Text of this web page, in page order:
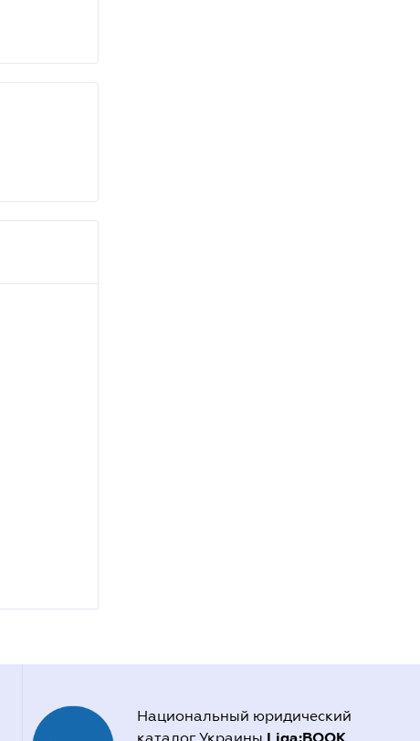
Национальный юридический
каталог Украины